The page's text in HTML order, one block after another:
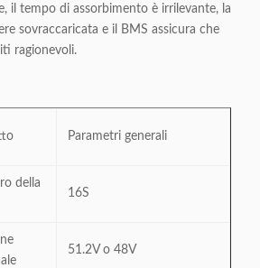
il tempo di assorbimento è irrilevante, la
sovraccaricata e il BMS assicura che
ragionevoli.
Parametri generali
della
16S
51.2V o 48V